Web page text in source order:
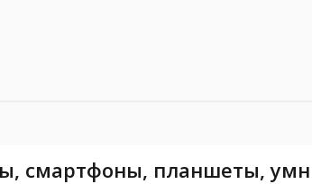
смартфоны, планшеты,